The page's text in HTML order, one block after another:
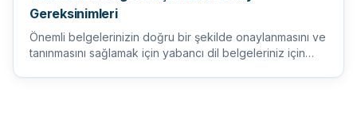
Gereksinimleri
Önemli belgelerinizin doğru bir şekilde onaylanmasını ve
tanınmasını sağlamak için yabancı dil belgeleriniz için